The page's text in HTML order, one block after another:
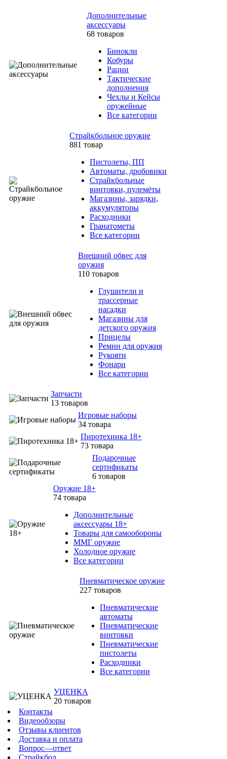
Дополнительные
аксессуары
68 товаров
Бинокли
Кобуры
Рации
Тактические
дополнения
Чехлы и Кейсы
оружейные
Все категории
Страйкбольное оружие
881 товар
Пистолеты, ПП
Автоматы, дробовики
Страйкбольные
винтовки, пулемёты
Магазины, зарядки,
аккумуляторы
Расходники
Гранатометы
Все категории
Внешний обвес для
оружия
110 товаров
Глушители и
трассерные
насадки
Магазины для
детского оружия
Прицелы
Ремни для оружия
Рукояти
Фонари
Все категории
Запчасти
13 товаров
Игровые наборы
34 товара
Пиротехника 18+
73 товара
Подарочные
сертификаты
6 товаров
Оружие 18+
74 товара
Дополнительные
аксессуары 18+
Товары для самообороны
ММГ оружие
Холодное оружие
Все категории
Пневматическое оружие
227 товаров
Пневматические
автоматы
Пневматические
винтовки
Пневматические
пистолеты
Расходники
Все категории
УЦЕНКА
20 товаров
Контакты
Видеообзоры
Отзывы клиентов
Доставка и оплата
Вопрос—ответ
Страйкбол